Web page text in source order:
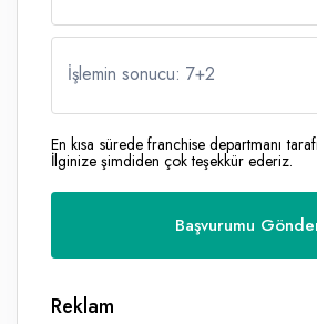
İşlemin sonucu: 7+2
En kısa sürede franchise departmanı
İlginize şimdiden çok teşekkür ederiz.
Reklam